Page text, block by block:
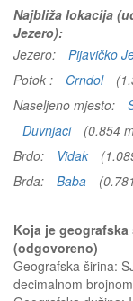
Najbliža lokacija
Jezero):
Jezero:
Pijavičko
Potok :
Crndol
Naseljeno mjesto:
Duvnjaci
(0.854
Brdo:
Vidak
Brda:
Baba
Koja je
(odgovoreno)
Geografska širina:
decimalnom